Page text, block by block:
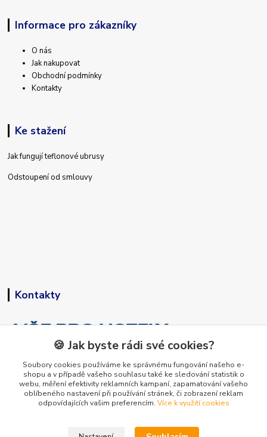
Informace pro zákazníky
O nás
Jak nakupovat
Obchodní podmínky
Kontakty
Ke stažení
Jak fungují teflonové ubrusy
Odstoupení od smlouvy
Kontakty
+420 773 794 023
Pondělí-pátek 9-15 hodin
🍪 Jak byste rádi své cookies?
Soubory cookies používáme ke správnému fungování našeho e-
shopu a v případě vašeho souhlasu také ke sledování statistik o
webu, měření efektivity reklamních kampaní, zapamatování vašeho
oblíbeného nastavení při používání stránek, či zobrazení reklam
odpovídajících vašim preferencím. Více k využití cookies